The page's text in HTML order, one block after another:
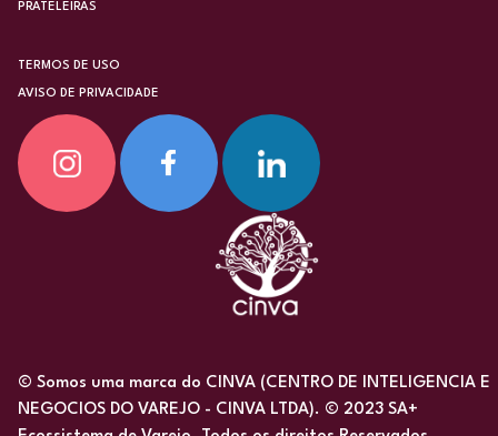
PRATELEIRAS
TERMOS DE USO
AVISO DE PRIVACIDADE
© Somos uma marca do CINVA (CENTRO DE INTELIGENCIA E
NEGOCIOS DO VAREJO - CINVA LTDA). © 2023 SA+